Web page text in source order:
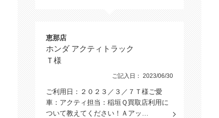
恵那店
ホンダ アクティトラック
Ｔ様
ご記入日： 2023/06/30
ご利用日：２０２３／３／７Ｔ様ご愛
車：アクティ担当：稲垣Ｑ買取店利用に
ついて教えてください！Ａアッ…